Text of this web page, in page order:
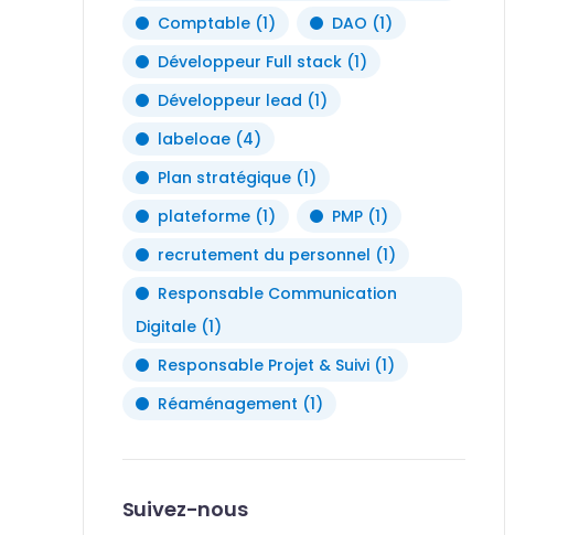
Comptable(1) DAO (1)
Développeur Full stack(1)
Développeur lead (1)
labeloae(4)
Plan stratégique(1)
plateforme(1) PMP(1)
recrutement du personnel (1)
Responsable Communication
Digitale(1)
Responsable Projet & Suivi(1)
Réaménagement (1)
Suivez-nous